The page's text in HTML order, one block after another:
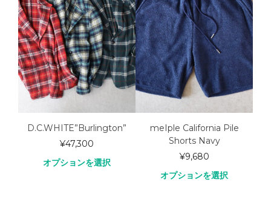
D.C.WHITE”Burlington”
¥47,300
オプションを選択
meIple California Pile
Shorts Navy
¥9,680
オプションを選択